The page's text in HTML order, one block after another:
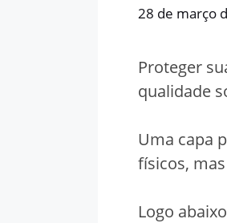
28 de março
Proteger
qualidade
Uma capa
físicos,
Logo